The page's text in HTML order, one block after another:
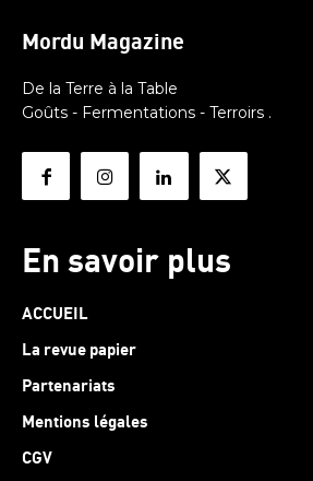
Mordu Magazine
De la Terre à la Table
Goûts - Fermentations - Terroirs .
En savoir plus
ACCUEIL
La revue papier
Partenariats
Mentions légales
CGV